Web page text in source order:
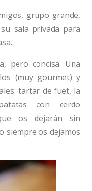
grupo grande,
sala privada para
pero concisa. Una
(muy gourmet) y
tartar de fuet, la
con cerdo
os dejarán sin
siempre os dejamos